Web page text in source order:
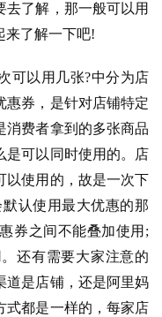
了解，那一般可以用
来了解一下吧!
以用几张?中分为店
惠券，是针对店铺特定
消费者拿到的多张商品
是可以同时使用的。店
以使用的，故是一次下
认使用最大优惠的那
券之间不能叠加使用;
还有需要大家注意的
道是店铺，还是阿里妈
式都是一样的，每家店